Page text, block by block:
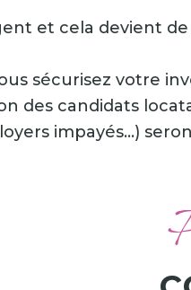
et cela devient
sécurisez votre
des candidats
impayés…)